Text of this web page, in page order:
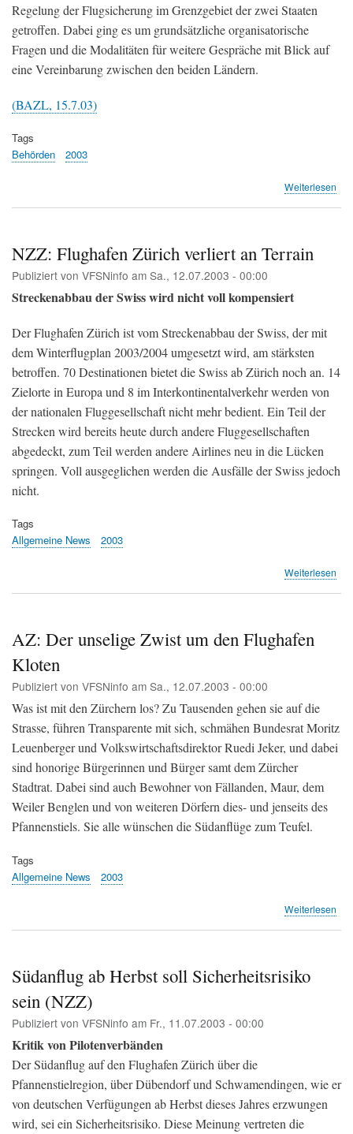
Regelung der Flugsicherung im Grenzgebiet der zwei Staaten
getroffen. Dabei ging es um grundsätzliche organisatorische
Fragen und die Modalitäten für weitere Gespräche mit Blick auf
eine Vereinbarung zwischen den beiden Ländern.
(BAZL, 15.7.03)
Tags
Behörden
2003
Weiterlesen
NZZ: Flughafen Zürich verliert an Terrain
Publiziert von VFSNinfo am Sa., 12.07.2003 - 00:00
Streckenabbau der Swiss wird nicht voll kompensiert
Der Flughafen Zürich ist vom Streckenabbau der Swiss, der mit
dem Winterflugplan 2003/2004 umgesetzt wird, am stärksten
betroffen. 70 Destinationen bietet die Swiss ab Zürich noch an. 14
Zielorte in Europa und 8 im Interkontinentalverkehr werden von
der nationalen Fluggesellschaft nicht mehr bedient. Ein Teil der
Strecken wird bereits heute durch andere Fluggesellschaften
abgedeckt, zum Teil werden andere Airlines neu in die Lücken
springen. Voll ausgeglichen werden die Ausfälle der Swiss jedoch
nicht.
Tags
Allgemeine News
2003
Weiterlesen
AZ: Der unselige Zwist um den Flughafen
Kloten
Publiziert von VFSNinfo am Sa., 12.07.2003 - 00:00
Was ist mit den Zürchern los? Zu Tausenden gehen sie auf die
Strasse, führen Transparente mit sich, schmähen Bundesrat Moritz
Leuenberger und Volkswirtschaftsdirektor Ruedi Jeker, und dabei
sind honorige Bürgerinnen und Bürger samt dem Zürcher
Stadtrat. Dabei sind auch Bewohner von Fällanden, Maur, dem
Weiler Benglen und von weiteren Dörfern dies- und jenseits des
Pfannenstiels. Sie alle wünschen die Südanflüge zum Teufel.
Tags
Allgemeine News
2003
Weiterlesen
Südanflug ab Herbst soll Sicherheitsrisiko
sein (NZZ)
Publiziert von VFSNinfo am Fr., 11.07.2003 - 00:00
Kritik von Pilotenverbänden
Der Südanflug auf den Flughafen Zürich über die
Pfannenstielregion, über Dübendorf und Schwamendingen, wie er
von deutschen Verfügungen ab Herbst dieses Jahres erzwungen
wird, sei ein Sicherheitsrisiko. Diese Meinung vertreten die